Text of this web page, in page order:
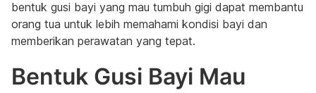
bentuk gusi bayi yang mau tumbuh gigi dapat membantu
orang tua untuk lebih memahami kondisi bayi dan
memberikan perawatan yang tepat.
Bentuk Gusi Bayi Mau